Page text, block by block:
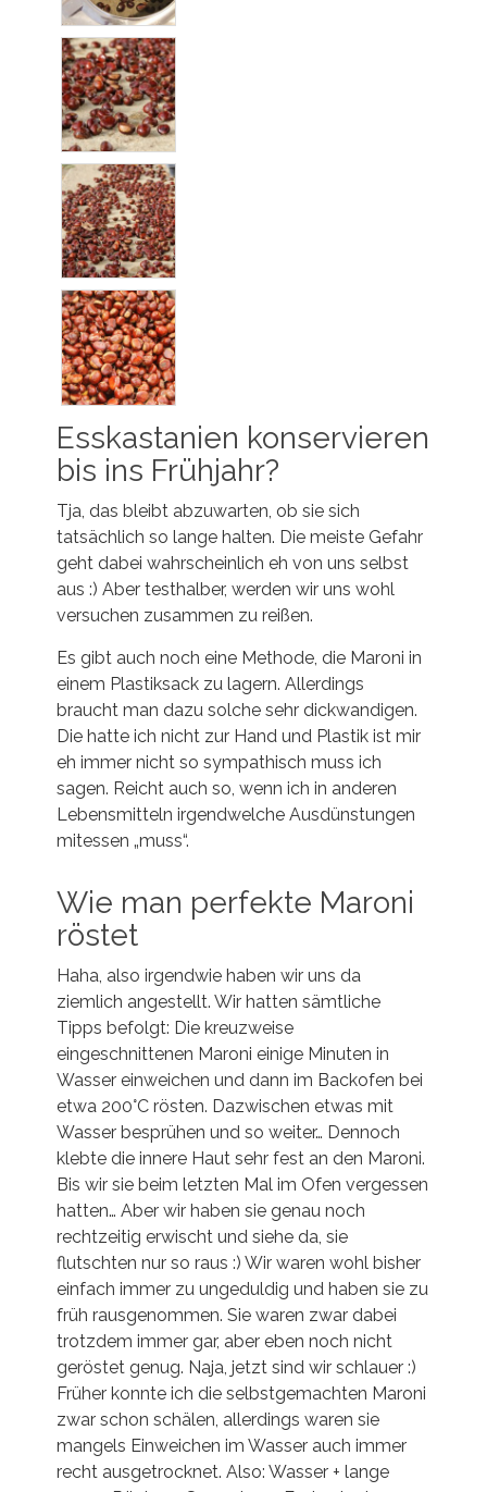
Esskastanien konservieren
bis ins Frühjahr?
Tja, das bleibt abzuwarten, ob sie sich
tatsächlich so lange halten. Die meiste Gefahr
geht dabei wahrscheinlich eh von uns selbst
aus :) Aber testhalber, werden wir uns wohl
versuchen zusammen zu reißen.
Es gibt auch noch eine Methode, die Maroni in
einem Plastiksack zu lagern. Allerdings
braucht man dazu solche sehr dickwandigen.
Die hatte ich nicht zur Hand und Plastik ist mir
eh immer nicht so sympathisch muss ich
sagen. Reicht auch so, wenn ich in anderen
Lebensmitteln irgendwelche Ausdünstungen
mitessen „muss“.
Wie man perfekte Maroni
röstet
Haha, also irgendwie haben wir uns da
ziemlich angestellt. Wir hatten sämtliche
Tipps befolgt: Die kreuzweise
eingeschnittenen Maroni einige Minuten in
Wasser einweichen und dann im Backofen bei
etwa 200°C rösten. Dazwischen etwas mit
Wasser besprühen und so weiter… Dennoch
klebte die innere Haut sehr fest an den Maroni.
Bis wir sie beim letzten Mal im Ofen vergessen
hatten… Aber wir haben sie genau noch
rechtzeitig erwischt und siehe da, sie
flutschten nur so raus :) Wir waren wohl bisher
einfach immer zu ungeduldig und haben sie zu
früh rausgenommen. Sie waren zwar dabei
trotzdem immer gar, aber eben noch nicht
geröstet genug. Naja, jetzt sind wir schlauer :)
Früher konnte ich die selbstgemachten Maroni
zwar schon schälen, allerdings waren sie
mangels Einweichen im Wasser auch immer
recht ausgetrocknet. Also: Wasser + lange